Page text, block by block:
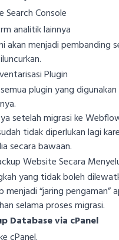
Search Console
analitik lainnya
akan menjadi pembanding
Plugin
plugin yang
setelah migrasi ke
tidak diperlukan lagi
secara bawaan.
Website Secara
yang tidak boleh
menjadi “jaring pengaman”
selama proses migrasi.
Database via cPanel